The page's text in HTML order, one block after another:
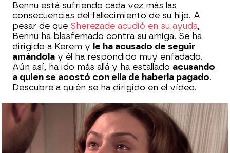
Bennu está sufriendo cada vez más las
consecuencias del fallecimiento de su hijo. A
pesar de que Sherezade acudió en su ayuda,
Bennu ha blasfemado contra su amiga. Se ha
dirigido a Kerem y le ha acusado de seguir
amándola y él ha respondido muy enfadado.
Aún así, ha ido más allá y ha estallado acusando
a quien se acostó con ella de haberla pagado.
Descubre a quién se ha dirigido en el vídeo.